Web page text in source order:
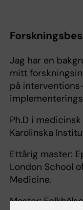
Jag har en
mitt
på
Ph.D i
Karolinska
Ettårig master:
London School
Medicine.
Master: